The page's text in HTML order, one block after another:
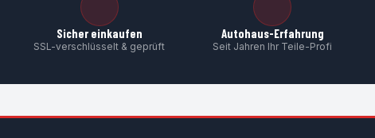
Sicher einkaufen
SSL-verschlüsselt & geprüft
Autohaus-Erfahrung
Seit Jahren Ihr Teile-Profi